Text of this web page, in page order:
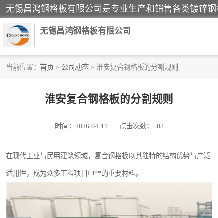
无锡昌鸿钢格板有限公司
当前位置： 首页 > 公司动态 > 淮安复合钢格板的分割规则
淮安复合钢格板的分割规则
时间：2026-04-11 点击次数：503
在现代工业与民用建筑领域，复合钢格板以其独特的结构优势与广泛
适用性，成为众多工程项目中**的重要材料。
齿形钢格板
热镀锌钢格板
钢格栅踏步板